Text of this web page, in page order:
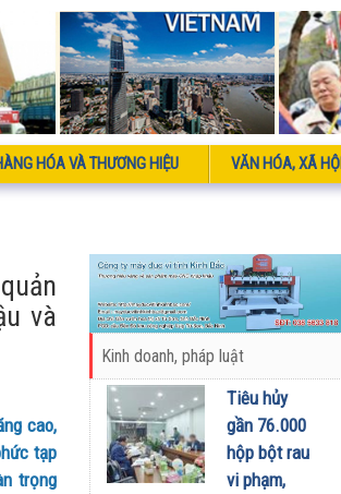
HÓA VÀ THƯƠNG HIỆU VĂN HÓA, XÃ HỘI
và
cao,
tạp
trọng
Kinh doanh, pháp luật
Tiêu hủy
gần 76.000
hộp bột rau
vi phạm,